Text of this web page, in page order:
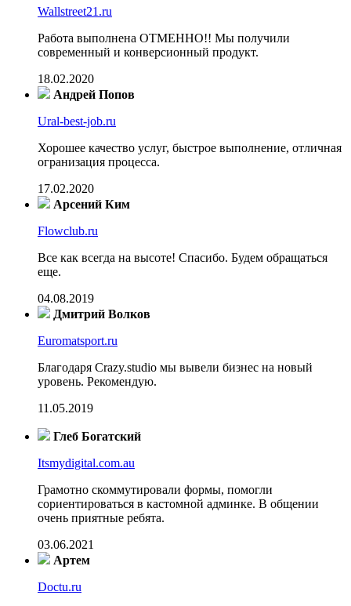
Wallstreet21.ru
Работа выполнена ОТМЕННО!! Мы получили
современный и конверсионный продукт.
18.02.2020
Андрей Попов
Ural-best-job.ru
Хорошее качество услуг, быстрое выполнение, отличная
огранизация процесса.
17.02.2020
Арсений Ким
Flowclub.ru
Все как всегда на высоте! Спасибо. Будем обращаться
еще.
04.08.2019
Дмитрий Волков
Euromatsport.ru
Благодаря Crazy.studio мы вывели бизнес на новый
уровень. Рекомендую.
11.05.2019
Глеб Богатский
Itsmydigital.com.au
Грамотно скоммутировали формы, помогли
сориентироваться в кастомной админке. В общении
очень приятные ребята.
03.06.2021
Артем
Doctu.ru